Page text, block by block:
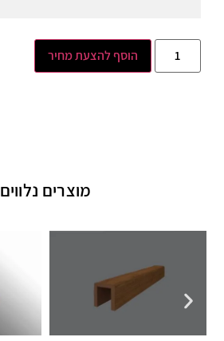
הוסף להצעת מחיר
מוצרים נלווים